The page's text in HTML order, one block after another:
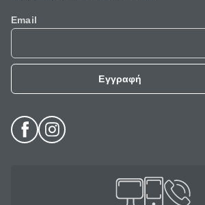
Email
Εγγραφή